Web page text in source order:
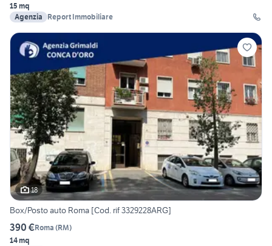
15 mq
Agenzia
Report Immobiliare
18
Box/Posto auto Roma [Cod. rif 3329228ARG]
390 €Roma (RM)
14 mq